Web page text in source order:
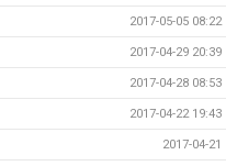
2017-05-05 08:22
2017-04-29 20:39
2017-04-28 08:53
2017-04-22 19:43
2017-04-21